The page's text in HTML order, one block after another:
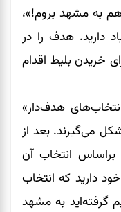
به مشهد بروم!»،
دارید. هدف را در
خریدن بلیط اقدام
هدف‌دار»
می‌گیرند. بعد از
براساس انتخاب آن
دارید که انتخاب
گرفته‌اید به مشهد